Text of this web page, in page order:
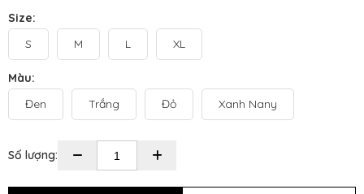
Size:
S
M L XL
Màu:
Đen
Trắng Đỏ Xanh Nany
Số lượng: